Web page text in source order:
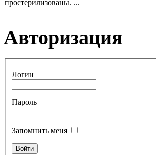
простерилизованы. ...
Авторизация
Логин
Пароль
Запомнить меня